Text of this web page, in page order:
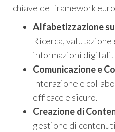
chiave del framework
Alfabetizzazione
Ricerca,
informazioni digitali.
Comunicazione e
Interazione e
efficace e sicuro.
Creazione di
gestione di